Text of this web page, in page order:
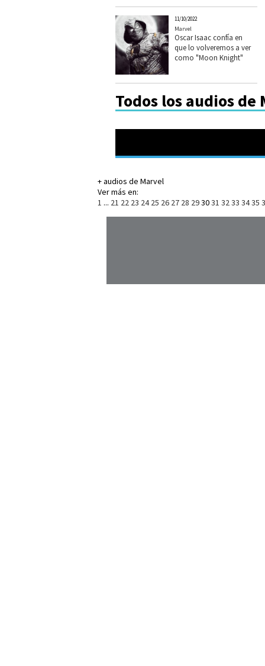
11/10/2022
Marvel
Oscar Isaac confía en
que lo volveremos a ver
como "Moon Knight"
Todos los audios de
+ audios de Marvel
Ver más en:
1 ... 21 22 23 24 25 26 27 28 293031 3233 3435